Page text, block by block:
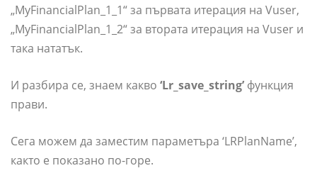
„MyFinancialPlan_1_1“ за първата итерация на Vuser,
„MyFinancialPlan_1_2“ за втората итерация на Vuser и
така нататък.
И разбира се, знаем какво ‘Lr_save_string’ функция
прави.
Сега можем да заместим параметъра ‘LRPlanName’,
както е показано по-горе.